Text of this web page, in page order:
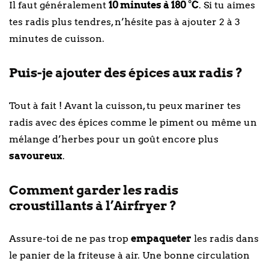
Il faut généralement 10 minutes à 180 °C. Si tu aimes
tes radis plus tendres, n’hésite pas à ajouter 2 à 3
minutes de cuisson.
Puis-je ajouter des épices aux radis ?
Tout à fait ! Avant la cuisson, tu peux mariner tes
radis avec des épices comme le piment ou même un
mélange d’herbes pour un goût encore plus
savoureux.
Comment garder les radis
croustillants à l’Airfryer ?
Assure-toi de ne pas trop empaqueter les radis dans
le panier de la friteuse à air. Une bonne circulation